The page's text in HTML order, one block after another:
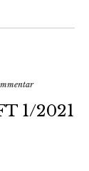
1/2021